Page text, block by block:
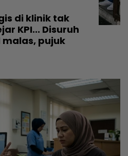
di klinik tak
KPI... Disuruh
pujuk